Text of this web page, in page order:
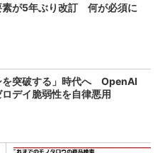
素が5年ぶり改訂 何が必須に
を突破する」時代へ OpenAI
デイ脆弱性を自律悪用